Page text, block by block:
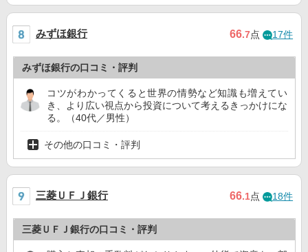
みずほ銀行 66.7点 17件
みずほ銀行の口コミ・評判
コツがわかってくると世界の情勢など知識も増えてい
き、より広い視点から投資について考えるきっかけにな
る。（40代／男性）
その他の口コミ・評判
三菱ＵＦＪ銀行 66.1点 18件
三菱ＵＦＪ銀行の口コミ・評判